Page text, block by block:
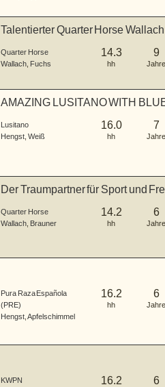
Talentierter Quarter Horse
Quarter Horse
Wallach Fuchs
14.3
hh
9
Jahre
AMAZING LUSITANO WITH
Lusitano
Hengst Weiß
16.0
hh
7
Jahre
Der Traumpartner für Sport und
Quarter Horse
Wallach Brauner
14.2
hh
6
Jahre
Pura Raza Española
(PRE)
Hengst Apfelschimmel
16.2
hh
6
Jahre
KWPN
16.2 6